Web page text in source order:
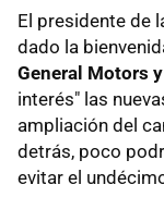
El presidente de
dado la
General Motors
interés" las
ampliación del
detrás, poco
evitar el